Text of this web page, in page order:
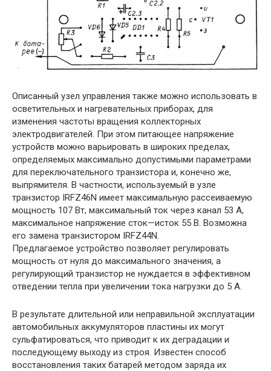
Описанный узел управления также можно использовать в
осветительных и нагревательных приборах, для
изменения частоты вращения коллекторных
электродвигателей. При этом питающее напряжение
устройств можно варьировать в широких пределах,
определяемых максимально допустимыми параметрами
для переключательного транзистора и, конечно же,
выпрямителя. В частности, используемый в узле
транзистор IRFZ46N имеет максимальную рассеиваемую
мощность 107 Вт, максимальный ток через канал 53 А,
максимальное напряжение сток—исток 55 В. Возможна
его замена транзистором IRFZ44N.
Предлагаемое устройство позволяет регулировать
мощность от нуля до максимального значения, а
регулирующий транзистор не нуждается в эффективном
отведении тепла при увеличении тока нагрузки до 5 А.
В результате длительной или неправильной эксплуатации
автомобильных аккумуляторов пластины их могут
сульфатироваться, что приводит к их деградации и
последующему выходу из строя. Известен способ
восстановления таких батарей методом заряда их